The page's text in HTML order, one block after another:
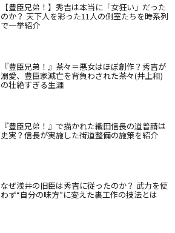
【豊臣兄弟！】秀吉は本当に「女狂い」だった
のか？ 天下人を彩った11人の側室たちを時系列
で一挙紹介
『豊臣兄弟！』茶々＝悪女はほぼ創作？秀吉が
溺愛、豊臣家滅亡を背負わされた茶々(井上和)
の壮絶すぎる生涯
『豊臣兄弟！』で描かれた織田信長の道普請は
史実？信長が実施した街道整備の施策を紹介
なぜ浅井の旧臣は秀吉に従ったのか？ 武力を使
わず“自分の味方”に変えた裏工作の技法とは